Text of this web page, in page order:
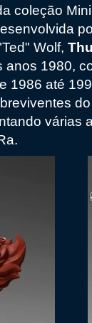
coleção
Wolf,
1980,
1986 até
várias